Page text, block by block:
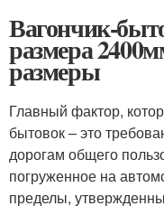
Вагончик-
размера
размеры
Главный фактор,
бытовок – это
дорогам общего
погруженное на
пределы,